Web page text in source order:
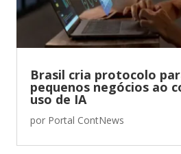
Brasil cria protocolo
pequenos negócios ao
uso de IA
por Portal ContNews